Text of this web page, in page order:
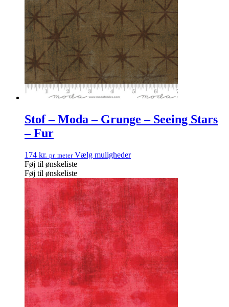
Stof – Moda – Grunge – Seeing Stars
– Fur
174 kr. pr. meter Vælg muligheder
Føj til ønskeliste
Føj til ønskeliste